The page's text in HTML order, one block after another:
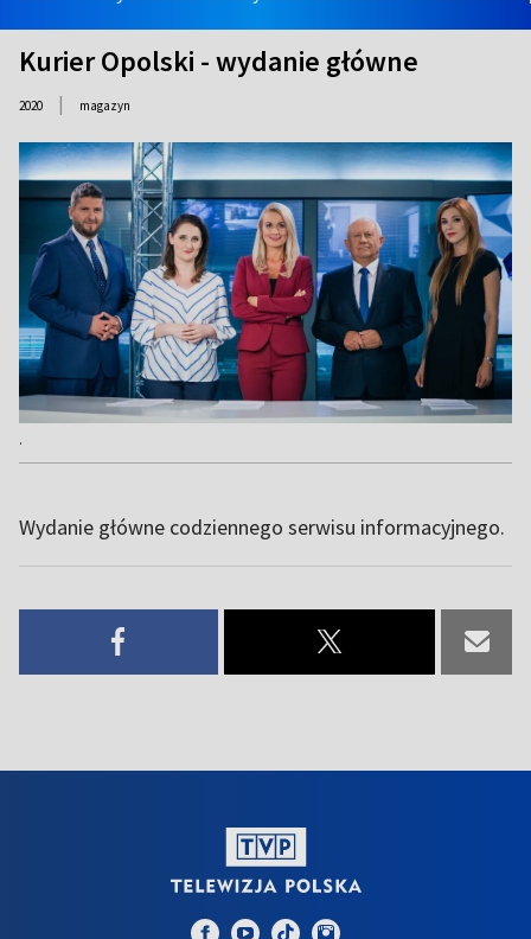
Kurier Opolski - wydanie główne
2020 | magazyn
.
Wydanie główne codziennego serwisu informacyjnego.